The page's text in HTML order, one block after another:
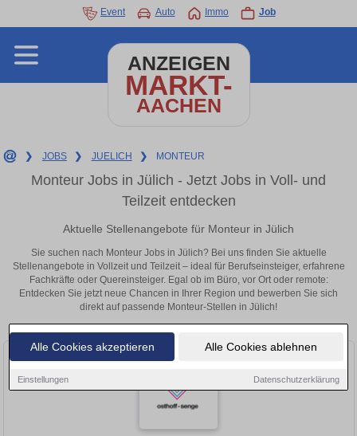
Alle Cookies akzeptieren Alle Cookies ablehnen
Einstellungen Datenschutzerklärung
Event Auto Immo Job
ANZEIGEN
MARKT-
AACHEN
❯ JOBS ❯ JUELICH ❯ MONTEUR
Monteur Jobs in Jülich - Jetzt Jobs in Voll- und
Teilzeit entdecken
Aktuelle Stellenangebote für Monteur in Jülich
Sie suchen nach Monteur Jobs in Jülich? Bei uns finden Sie aktuelle
Stellenangebote in Vollzeit und Teilzeit – ideal für Berufseinsteiger, erfahrene
Fachkräfte oder Quereinsteiger. Egal ob im Büro, vor Ort oder remote:
Entdecken Sie jetzt neue Chancen in Ihrer Region und bewerben Sie sich
direkt auf passende Monteur-Stellen in Jülich!